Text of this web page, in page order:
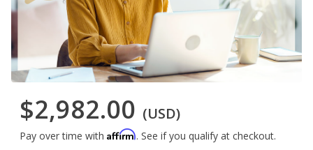
$2,982.00 (USD)
Pay over time with Affirm. See if you qualify at checkout.